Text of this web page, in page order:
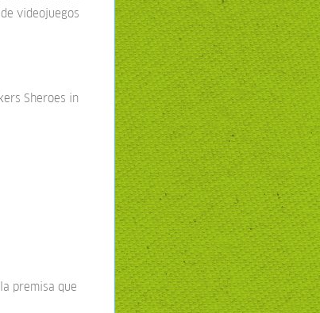
videojuegos
Sheroes in
premisa que